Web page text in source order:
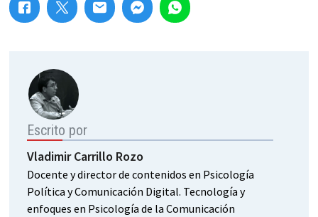
Escrito por
Vladimir Carrillo Rozo
Docente y director de contenidos en Psicología
Política y Comunicación Digital. Tecnología y
enfoques en Psicología de la Comunicación